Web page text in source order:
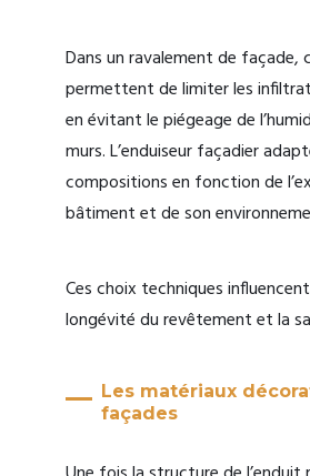
Dans un ravalement de façade,
permettent de limiter les
en évitant le piégeage de
murs. L’enduiseur façadier
compositions en fonction de
bâtiment et de son
Ces choix techniques
longévité du revêtement et la
Les matériaux
façades